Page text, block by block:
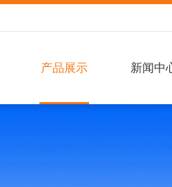
产品展示 新闻中